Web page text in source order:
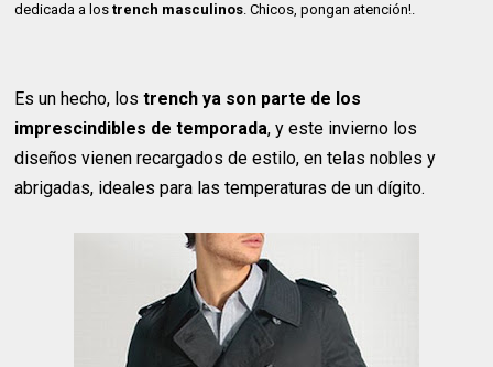
dedicada a lostrench masculinos. Chicos, pongan atención!.
Es un hecho, lostrench ya son parte de los
imprescindibles de temporada, y este invierno los
diseños vienen recargados de estilo, en telas nobles y
abrigadas, ideales para las temperaturas de un dígito.